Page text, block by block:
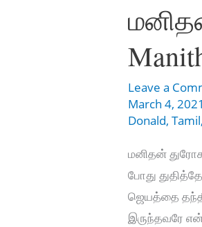
Leave a
March 4,
Donald,Tamil
மனிதன்
போது
ஜெயத்தை
இருந்தவரே